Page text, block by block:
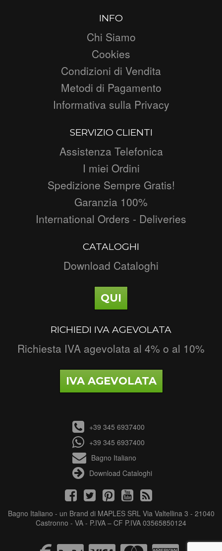
INFO
Chi Siamo
Cookies
Condizioni di Vendita
Metodi di Pagamento
Informativa sulla Privacy
SERVIZIO CLIENTI
Assistenza Telefonica
I miei Ordini
Spedizione Sempre Gratis!
Garanzia 100%
International Orders - Deliveries
CATALOGHI
Download Cataloghi
QUI
RICHIEDI IVA AGEVOLATA
Richiesta IVA agevolata al 4% o al 10%
IVA AGEVOLATA
+39 345 6937400
+39 345 6937400
Bagno Italiano
Download Cataloghi
Bagno Italiano - un Brand di MAPLES SRL Via Valtellina 3 - 21040
Castronno - VA - P.IVA – CF P.IVA 03565850124